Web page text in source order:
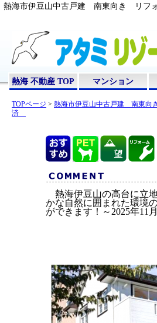
熱海市伊豆山中古戸建 南東向き リフ
熱海 不動産 TOP マンション
TOPページ > 熱海市伊豆山中古戸建 南東向
済
熱海伊豆山の高台に立
かな自然に囲まれた環境
ができます！～2025年11